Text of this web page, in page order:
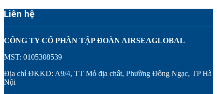
Liên hệ
CÔNG TY CỔ PHẦN TẬP ĐOÀN AIRSEAGLOBAL
MST: 0105308539
Địa chỉ ĐKKD: A9/4, TT Mỏ địa chất, Phường Đông Ngạc, TP Hà
Nội